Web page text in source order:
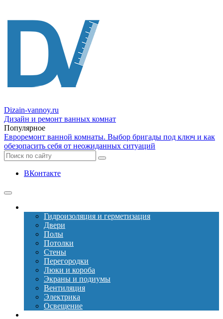
Dizain-vannoy.ru
Дизайн и ремонт ванных комнат
Популярное
Евроремонт ванной комнаты. Выбор бригады под ключ и как
обезопасить себя от неожиданных ситуаций
ВКонтакте
Гидроизоляция и герметизация
Двери
Полы
Потолки
Стены
Перегородки
Люки и короба
Экраны и подиумы
Вентиляция
Электрика
Освещение